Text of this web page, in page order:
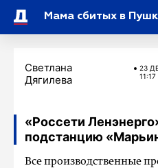
Светлана
Дягилева
23
11:17
«Россети
подстанцию
Все производственные